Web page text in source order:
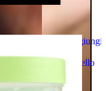
Aggiungi
carrello